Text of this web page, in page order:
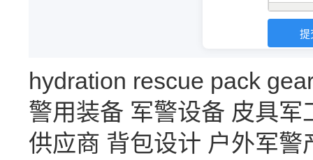
hydration rescue pack
警用装备 军警设备 皮具军
供应商 背包设计 户外军警